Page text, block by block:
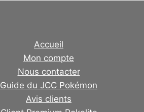
Accueil
Mon compte
Nous contacter
Guide du JCC Pokémon
Avis clients